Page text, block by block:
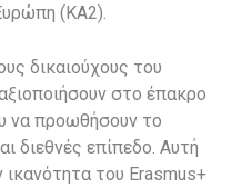
(ΚΑ2).
δικαιούχους του
στο έπακρο
να προωθήσουν το
διεθνές επίπεδο. Αυτή
ικανότητα του Erasmus+